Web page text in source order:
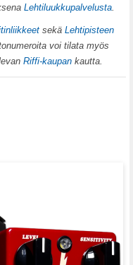
Lehtiluukkupalvelusta
sekä Lehtipisteen
voi tilata myös
Riffi-kaupankautta.